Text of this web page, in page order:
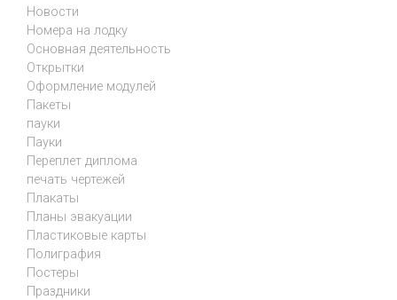
Новости
Номера на лодку
Основная деятельность
Открытки
Оформление модулей
Пакеты
пауки
Пауки
Переплет диплома
печать чертежей
Плакаты
Планы эвакуации
Пластиковые карты
Полиграфия
Постеры
Праздники